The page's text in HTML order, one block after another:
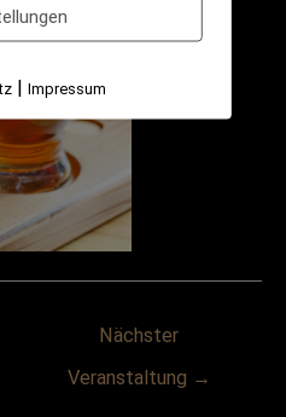
Nächster
Veranstaltung →
|Impressum